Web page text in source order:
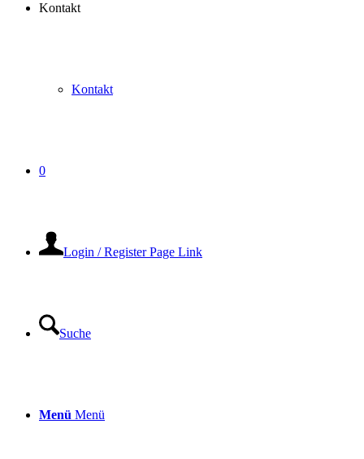
Kontakt
Kontakt
0
Login / Register Page Link
Suche
Menü Menü